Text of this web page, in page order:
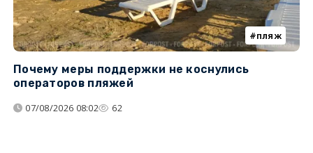
пляж
Почему меры поддержки не коснулись
операторов пляжей
07/08/2026 08:02 62